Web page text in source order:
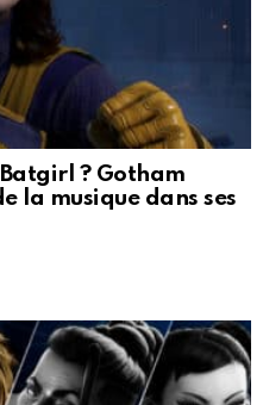
? Gotham
la musique dans ses